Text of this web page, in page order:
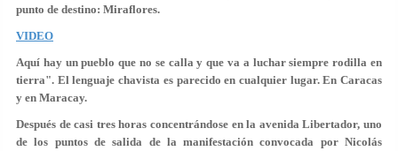
punto de destino: Miraflores.
VIDEO
Aquí hay un pueblo que no se calla y que va a luchar siempre rodilla en
tierra". El lenguaje chavista es parecido en cualquier lugar. En Caracas
y en Maracay.
Después de casi tres horas concentrándose en la avenida Libertador, uno
de los puntos de salida de la manifestación convocada por Nicolás